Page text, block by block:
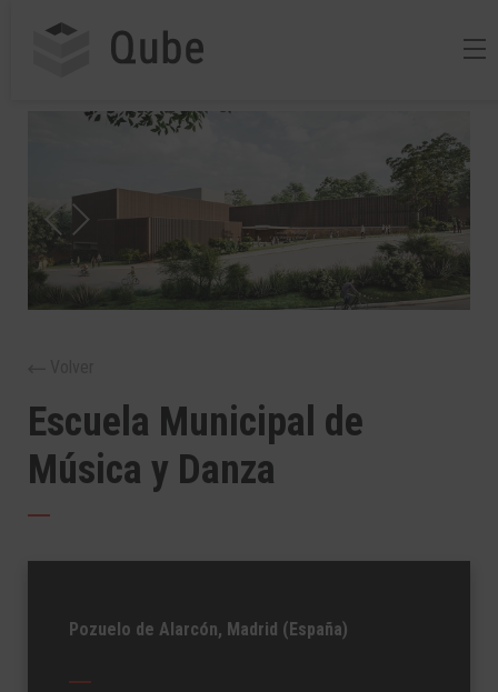
Escuela Municipal de
Música y Danza
Pozuelo de Alarcón, Madrid (España)